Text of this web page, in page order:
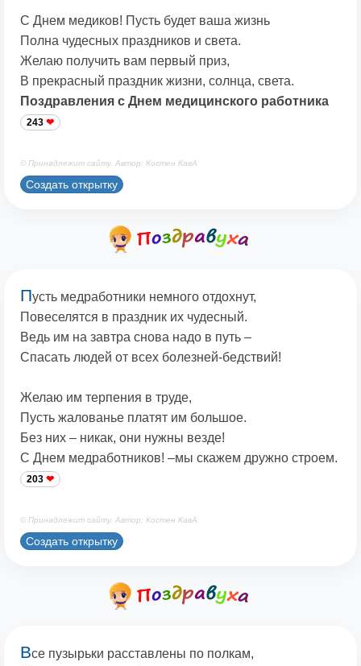
С Днем медиков! Пусть будет ваша жизнь
Полна чудесных праздников и света.
Желаю получить вам первый приз,
В прекрасный праздник жизни, солнца, света.
Поздравления с Днем медицинского работника
243
© Принадлежит сайту. Автор: Костен КавА
Создать открытку
Пусть медработники немного отдохнут,
Повеселятся в праздник их чудесный.
Ведь им на завтра снова надо в путь –
Спасать людей от всех болезней-бедствий!
Желаю им терпения в труде,
Пусть жалованье платят им большое.
Без них – никак, они нужны везде!
С Днем медработников! –мы скажем дружно строем.
203
© Принадлежит сайту. Автор: Костен КавА
Создать открытку
Все пузырьки расставлены по полкам,